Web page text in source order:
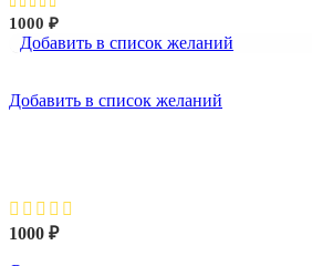
1000 ₽
Добавить в список желаний
Добавить в список желаний
1000 ₽